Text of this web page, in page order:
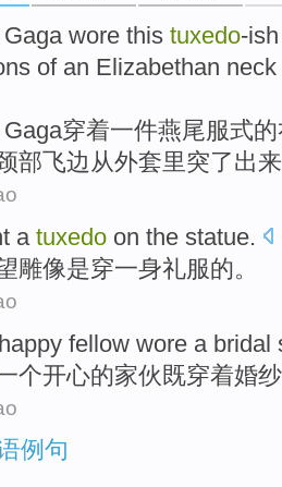
wore this tuxedo-ish
of an Elizabethan neck
Gaga穿着一件燕尾服式
部飞边 从外套里突了出
a tuxedo on the statue.
雕像是穿一身礼服的。
happy fellow wore a bridal
个开心的家伙 既穿着婚纱
例句